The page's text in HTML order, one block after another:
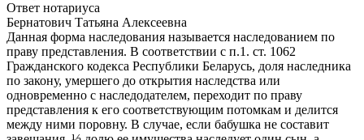
Ответ нотариуса
Бернатович Татьяна Алексеевна
Данная форма наследования называется наследованием по
праву представления. В соответствии с п.1. ст. 1062
Гражданского кодекса Республики Беларусь, доля наследника
по закону, умершего до открытия наследства или
одновременно с наследодателем, переходит по праву
представления к его соответствующим потомкам и делится
между ними поровну. В случае, если бабушка не составит